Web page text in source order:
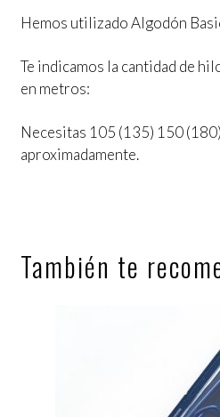
Hemos utilizado Algodón
Te indicamos la cantidad de
en metros:
Necesitas 105 (135) 150
aproximadamente.
También te